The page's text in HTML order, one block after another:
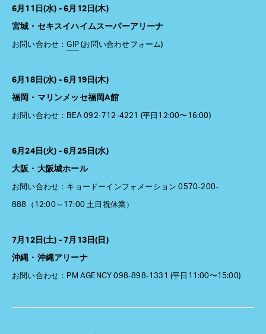
6月11日(水) - 6月12日(木)
宮城・セキスイハイムスーパーアリーナ
お問い合わせ：GIP (お問い合わせフォーム)
6月18日(水) - 6月19日(木)
福岡・マリンメッセ福岡A館
お問い合わせ：BEA 092-712-4221 (平日12:00〜16:00)
6月24日(火) - 6月25日(水)
大阪・大阪城ホール
お問い合わせ：キョードーインフォメーション 0570-200-
888（12:00～17:00 土日祝休業）
7月12日(土) - 7月13日(日)
沖縄・沖縄アリーナ
お問い合わせ：PM AGENCY 098-898-1331 (平日11:00〜15:00)